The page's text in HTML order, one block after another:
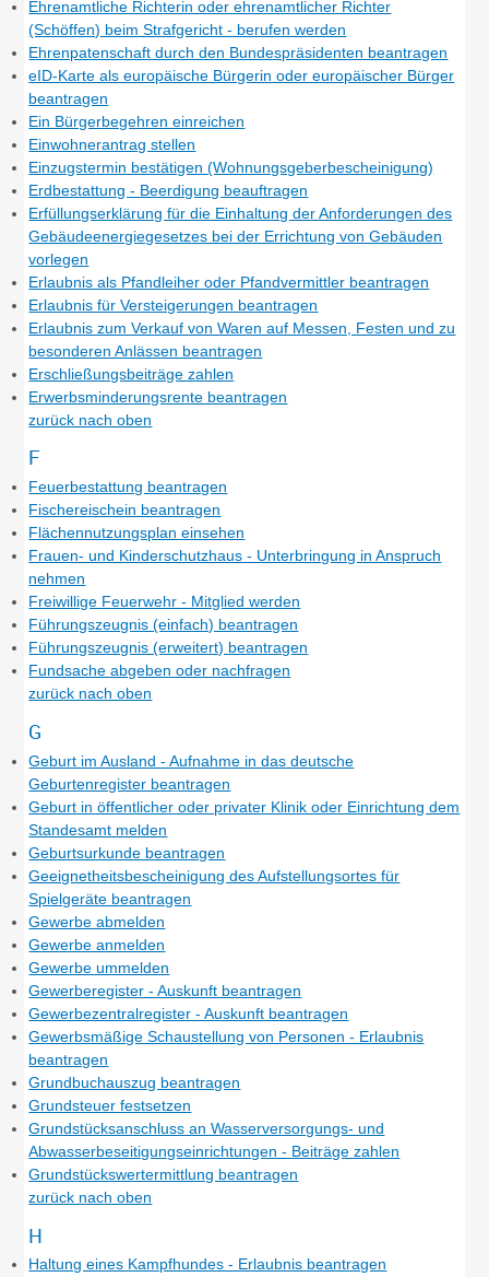
Ehrenamtliche Richterin oder ehrenamtlicher Richter
(Schöffen) beim Strafgericht - berufen werden
Ehrenpatenschaft durch den Bundespräsidenten beantragen
eID-Karte als europäische Bürgerin oder europäischer Bürger
beantragen
Ein Bürgerbegehren einreichen
Einwohnerantrag stellen
Einzugstermin bestätigen (Wohnungsgeberbescheinigung)
Erdbestattung - Beerdigung beauftragen
Erfüllungserklärung für die Einhaltung der Anforderungen des
Gebäudeenergiegesetzes bei der Errichtung von Gebäuden
vorlegen
Erlaubnis als Pfandleiher oder Pfandvermittler beantragen
Erlaubnis für Versteigerungen beantragen
Erlaubnis zum Verkauf von Waren auf Messen, Festen und zu
besonderen Anlässen beantragen
Erschließungsbeiträge zahlen
Erwerbsminderungsrente beantragen
zurück nach oben
F
Feuerbestattung beantragen
Fischereischein beantragen
Flächennutzungsplan einsehen
Frauen- und Kinderschutzhaus - Unterbringung in Anspruch
nehmen
Freiwillige Feuerwehr - Mitglied werden
Führungszeugnis (einfach) beantragen
Führungszeugnis (erweitert) beantragen
Fundsache abgeben oder nachfragen
zurück nach oben
G
Geburt im Ausland - Aufnahme in das deutsche
Geburtenregister beantragen
Geburt in öffentlicher oder privater Klinik oder Einrichtung dem
Standesamt melden
Geburtsurkunde beantragen
Geeignetheitsbescheinigung des Aufstellungsortes für
Spielgeräte beantragen
Gewerbe abmelden
Gewerbe anmelden
Gewerbe ummelden
Gewerberegister - Auskunft beantragen
Gewerbezentralregister - Auskunft beantragen
Gewerbsmäßige Schaustellung von Personen - Erlaubnis
beantragen
Grundbuchauszug beantragen
Grundsteuer festsetzen
Grundstücksanschluss an Wasserversorgungs- und
Abwasserbeseitigungseinrichtungen - Beiträge zahlen
Grundstückswertermittlung beantragen
zurück nach oben
H
Haltung eines Kampfhundes - Erlaubnis beantragen